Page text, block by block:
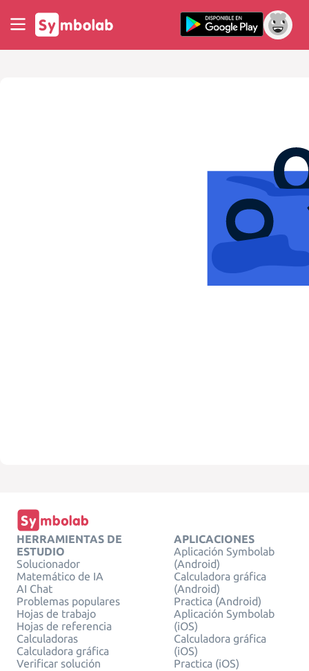
HERRAMIENTAS DE
ESTUDIO
Solucionador
Matemático de IA
AI Chat
Problemas populares
Hojas de trabajo
Hojas de referencia
Calculadoras
Calculadora gráfica
Verificar solución
APLICACIONES
Aplicación Symbolab
(Android)
Calculadora gráfica
(Android)
Practica (Android)
Aplicación Symbolab
(iOS)
Calculadora gráfica
(iOS)
Practica (iOS)